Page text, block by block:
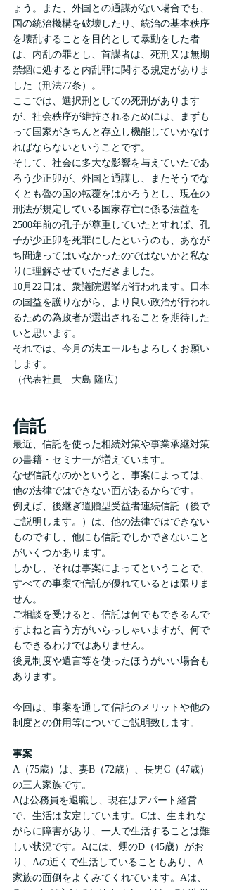
ょう。また、外国との通謀がない場合でも、
国の統治機構を破壊したり、統治の基本秩序
を壊乱することを目的として暴動をした者
は、内乱の罪とし、首謀者は、死刑又は無期
禁錮に処すると内乱罪に関する規定がありま
した（刑法77条）。
ここでは、選択刑としての死刑があります
が、社会秩序が維持されるためには、まずも
って国家がきちんと存立し機能していかなけ
ればならないということです。
そして、社会に多大な影響を与えていたであ
ろう少正卯が、外国と通謀し、またそうでな
くとも魯の国の転覆をはかろうとし、現在の
刑法が規定している国家存亡に係る法益を
2500年前の孔子が尊重していたとすれば、孔
子が少正卯を死罪にしたというのも、あなが
ち間違ってはいなかったのではないかと私な
りに理解させていただきました。
10月22日は、衆議院選挙が行われます。日本
の国益を護りながら、より良い政治が行われ
るための為政者が選出されることを期待した
いと思います。
それでは、今月の法エールもよろしくお願い
します。
（代表社員　大島 隆広）
信託
最近、信託を使った相続対策や事業承継対策
の書籍・セミナーが増えています。
なぜ信託なのかというと、事案によっては、
他の法律ではできない面があるからです。
例えば、後継ぎ遺贈型受益者連続信託（後で
ご説明します。）は、他の法律ではできない
ものですし、他にも信託でしかできないこと
がいくつかあります。
しかし、それは事案によってということで、
すべての事案で信託が優れているとは限りま
せん。
ご相談を受けると、信託は何でもできるんで
すよねと言う方がいらっしゃいますが、何で
もできるわけではありません。
後見制度や遺言等を使ったほうがいい場合も
あります。
今回は、事案を通して信託のメリットや他の
制度との併用等についてご説明致します。
事案
A（75歳）は、妻B（72歳）、長男C（47歳）
の三人家族です。
Aは公務員を退職し、現在はアパート経営
で、生活は安定しています。Cは、生まれな
がらに障害があり、一人で生活することは難
しい状況です。Aには、甥のD（45歳）がお
り、Aの近くで生活していることもあり、A
家族の面倒をよくみてくれています。Aは、